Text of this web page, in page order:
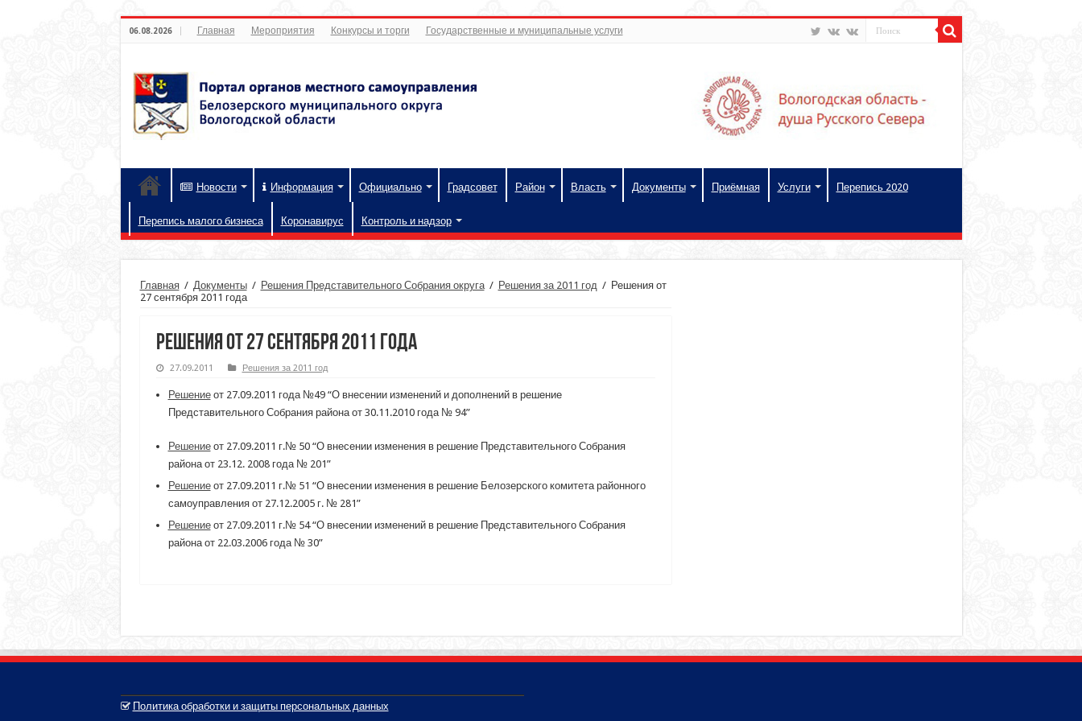
06.08.2026 Главная Мероприятия Конкурсы и торги Государственные и муниципальные услуги
Новости Информация Официально Градсовет Район Власть Документы Приёмная Услуги Перепись 2020
Перепись малого бизнеса Коронавирус Контроль и надзор
Главная / Документы / Решения Представительного Собрания округа / Решения за 2011 год / Решения от
27 сентября 2011 года
Решения от 27 сентября 2011 года
27.09.2011 Решения за 2011 год
Решениеот 27.09.2011 года №49 “О внесении изменений и дополнений в решение
Представительного Собрания района от 30.11.2010 года № 94”
Решениеот 27.09.2011 г.№ 50 “О внесении изменения в решение Представительного Собрания
района от 23.12. 2008 года № 201”
Решениеот 27.09.2011 г.№ 51 “О внесении изменения в решение Белозерского комитета районного
самоуправления от 27.12.2005 г. № 281”
Решениеот 27.09.2011 г.№ 54 “О внесении изменений в решение Представительного Собрания
района от 22.03.2006 года № 30”
Политика обработки и защиты персональных данных